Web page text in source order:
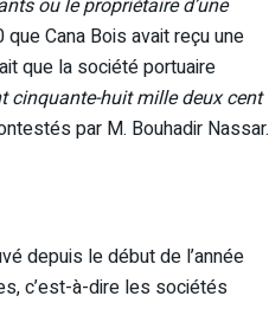
ou le propriétaire d’une
Cana Bois avait reçu une
que la société portuaire
cinquante-huit mille deux cent
par M. Bouhadir Nassar.
depuis le début de l’année
c’est-à-dire les sociétés